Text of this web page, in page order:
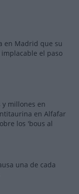
en Madrid que su
el paso
y millones en
en Alfafar
los 'bous al
una de cada